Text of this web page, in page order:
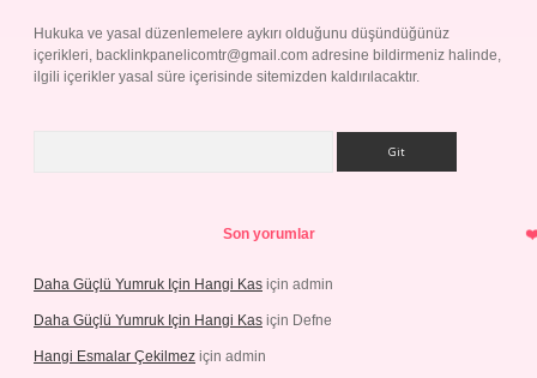
Hukuka ve yasal düzenlemelere aykırı olduğunu düşündüğünüz
içerikleri, backlinkpanelicomtr@gmail.com adresine bildirmeniz halinde,
ilgili içerikler yasal süre içerisinde sitemizden kaldırılacaktır.
Son yorumlar
Daha Güçlü Yumruk Için Hangi Kas için admin
Daha Güçlü Yumruk Için Hangi Kas için Defne
Hangi Esmalar Çekilmez için admin